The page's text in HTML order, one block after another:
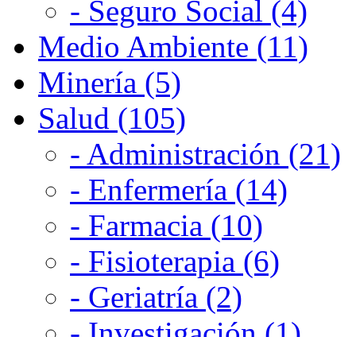
- Seguro Social (4)
Medio Ambiente (11)
Minería (5)
Salud (105)
- Administración (21)
- Enfermería (14)
- Farmacia (10)
- Fisioterapia (6)
- Geriatría (2)